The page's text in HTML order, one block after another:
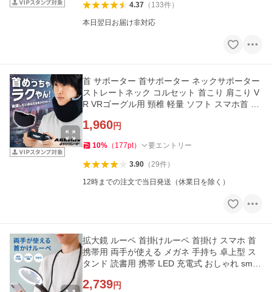
4.37（ 133件）
本日翌日お届け非対応
首 サポーター 首サポーター ネックサポーター
ストレートネック コルセット 首こり 肩こり V
R VRゴーグル用 頸椎 軽量 ソフト スマホ首 在
1,960円
10% （ 177pt） 要エントリー
3.90（29件）
12時までの注文で当日発送（休業日を除く）
拡大鏡 ルーペ 首掛けルーペ 首掛け スマホ 首
携帯用 両手が使える メガネ 手持ち 卓上型 ス
タンド 読書用 携帯 LED 充電式 おしゃれ smoli
2,739円